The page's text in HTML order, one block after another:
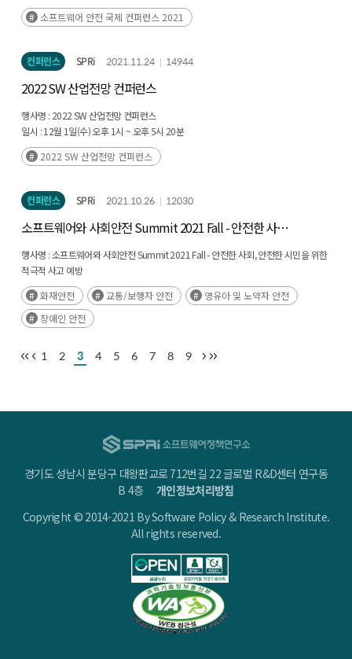
장소 :온라인 생중계
소프트웨어 안전 국제 컨퍼런스 2021
컨퍼런스 SPRi 2021.11.24 14944
2022 SW 산업전망 컨퍼런스
행사명 : 2022 SW 산업전망 컨퍼런스
일시 :12월 1일(수) 오후 1시 ~ 오후 5시 20분
장소 :온라인 생중계
2022 SW 산업전망 컨퍼런스
컨퍼런스 SPRi 2021.10.26 12030
소프트웨어와 사회안전 Summit 2021 Fall - 안전한 사회,
안전한 시민을 위한 적극적 사고 예방
행사명 :소프트웨어와 사회안전 Summit 2021 Fall - 안전한 사회, 안전한 시민을 위한
적극적 사고 예방
일시 :10월 14일(목) 오후 1시 ~ 오후 4시 10분
장소 :온라인 참석 신청자 대상 개별 접속 링크 제공
화재안전 교통/보행자 안전
영유아 및 노약자 안전
장애인 안전
1 2 3 4 5 6 7 8 9
경기도 성남시 분당구 대왕판교로 712번길 22 글로벌 R&D센터 연구동
B 4층개인정보처리방침
Copyright © 2014-2021 By Software Policy & Research Institute.
All rights reserved.